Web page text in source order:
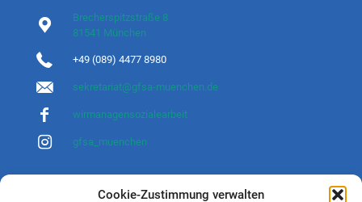
Cookie-Zustimmung verwalten
Brecherspitzstraße 8
81541 München
+49 (089) 4477 8980
sekretariat@gfsa-muenchen.de
wirmanagensozialearbeit
gfsa_muenchen
Gefördert durch.